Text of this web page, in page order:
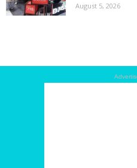
August 5, 2026